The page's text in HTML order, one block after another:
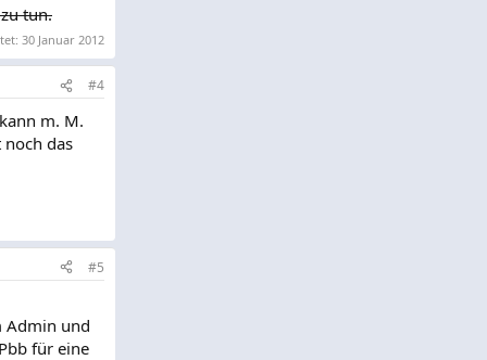
tun.
30 Januar 2012
#4
m. M.
das
#5
Admin und
für eine